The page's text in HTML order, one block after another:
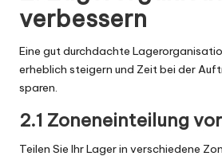
verbessern
Eine gut durchdachte
erheblich steigern und Zeit bei der
sparen.
2.1 Zoneneinteilung
Teilen Sie Ihr Lager in verschiedene